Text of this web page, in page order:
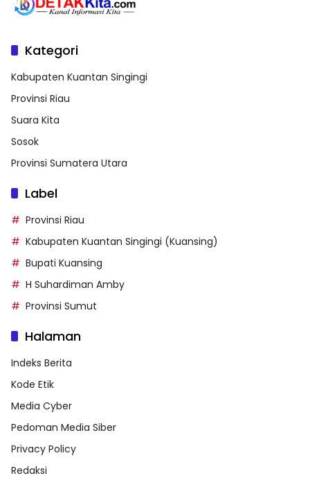
Kategori
Kabupaten Kuantan Singingi
Provinsi Riau
Suara Kita
Sosok
Provinsi Sumatera Utara
Label
Provinsi Riau
Kabupaten Kuantan Singingi (Kuansing)
Bupati Kuansing
H Suhardiman Amby
Provinsi Sumut
Halaman
Indeks Berita
Kode Etik
Media Cyber
Pedoman Media Siber
Privacy Policy
Redaksi